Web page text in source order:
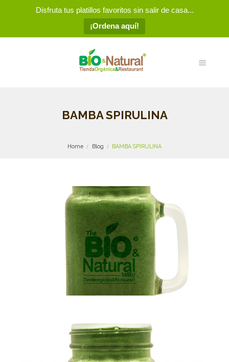
Disfruta tus platillos favoritos sin salir de casa...
¡Ordena aquí!
BAMBA SPIRULINA
Home Blog BAMBA SPIRULINA